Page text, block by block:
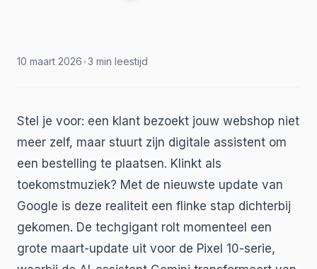
10 maart 2026•3 min leestijd
Stel je voor: een klant bezoekt jouw webshop niet
meer zelf, maar stuurt zijn digitale assistent om
een bestelling te plaatsen. Klinkt als
toekomstmuziek? Met de nieuwste update van
Google is deze realiteit een flinke stap dichterbij
gekomen. De techgigant rolt momenteel een
grote maart-update uit voor de Pixel 10-serie,